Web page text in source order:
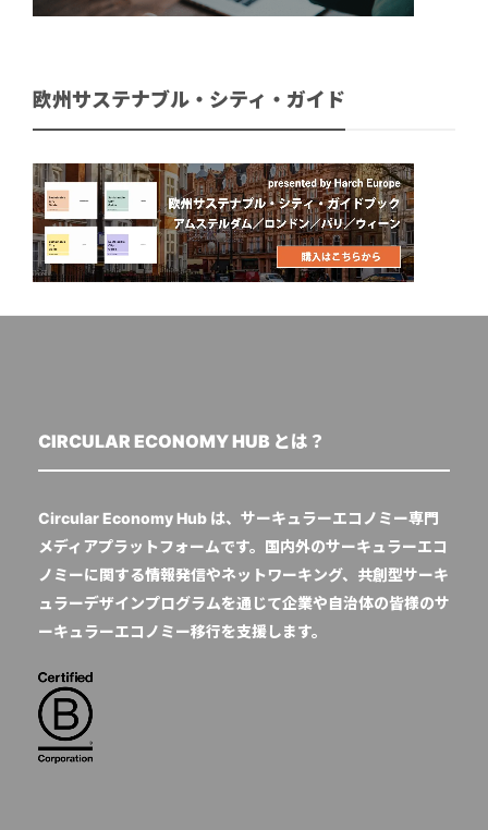
欧州サステナブル・シティ・ガイド
CIRCULAR ECONOMY HUB とは？
Circular Economy Hub は、サーキュラーエコノミー専門
メディアプラットフォームです。国内外のサーキュラーエコ
ノミーに関する情報発信やネットワーキング、共創型サーキ
ュラーデザインプログラムを通じて企業や自治体の皆様のサ
ーキュラーエコノミー移行を支援します。